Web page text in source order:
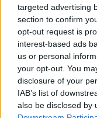
targeted advertising
section to confirm
opt-out request is
interest-based ads
us or personal
your opt-out. You
disclosure of your
IAB’s list of
also be disclosed by